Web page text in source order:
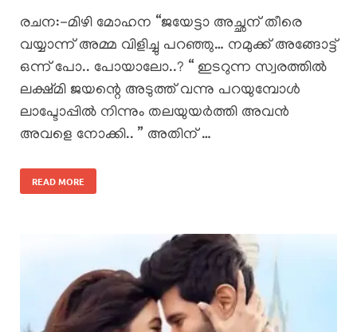
രചന:-മിഴി മോഹന “ജയേട്ടാ അച്ഛന് തീരെ
വയ്യാന്ന് അമ്മ വിളിച്ചു പറഞ്ഞു… നമുക്ക് അങ്ങോട്ട്
ഒന്ന് പോ.. പോയാലോ..? “ ഇടറുന്ന സ്വരത്തിൽ
ലക്ഷ്മി ജയന്റെ അടുത്ത് വന്നു പറയുമ്പോൾ
ലാപ്ടോപ്പിൽ നിന്നും തലയുയർത്തി അവൻ
അവളെ നോക്കി.. ” അതിന് …
READ MORE